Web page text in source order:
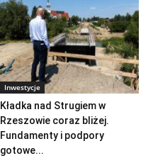
Inwestycje
Kładka nad Strugiem w
Rzeszowie coraz bliżej.
Fundamenty i podpory
gotowe...